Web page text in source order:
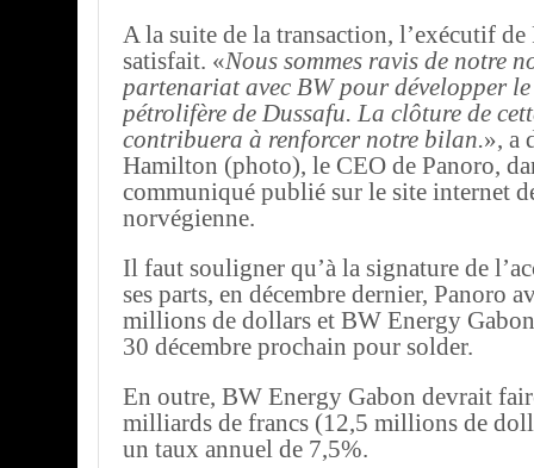
A la suite de la transaction, l’exécutif de
satisfait. «Nous sommes ravis de notre
partenariat avec BW pour développer
pétrolifère de Dussafu. La clôture de
contribuera à renforcer notre bilan.», a
Hamilton (photo), le CEO de Panoro,
communiqué publié sur le site internet
norvégienne.
Il faut souligner qu’à la signature de
ses parts, en décembre dernier, Panoro
millions de dollars et BW Energy
30 décembre prochain pour solder.
En outre, BW Energy Gabon devrait
milliards de francs (12,5 millions de
un taux annuel de 7,5%.